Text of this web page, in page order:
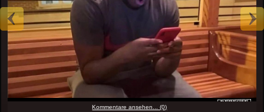
Kommentare ansehen... (0)